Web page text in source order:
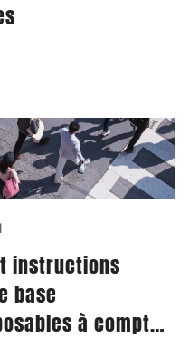
instructions
base
à compter